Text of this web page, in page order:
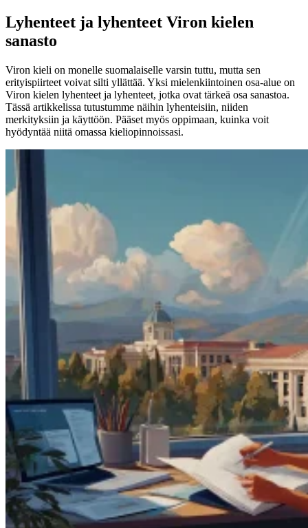
Lyhenteet ja lyhenteet Viron kielen
sanasto
Viron kieli on monelle suomalaiselle varsin tuttu, mutta sen
erityispiirteet voivat silti yllättää. Yksi mielenkiintoinen osa-alue on
Viron kielen lyhenteet ja lyhenteet, jotka ovat tärkeä osa sanastoa.
Tässä artikkelissa tutustumme näihin lyhenteisiin, niiden
merkityksiin ja käyttöön. Pääset myös oppimaan, kuinka voit
hyödyntää niitä omassa kieliopinnoissasi.